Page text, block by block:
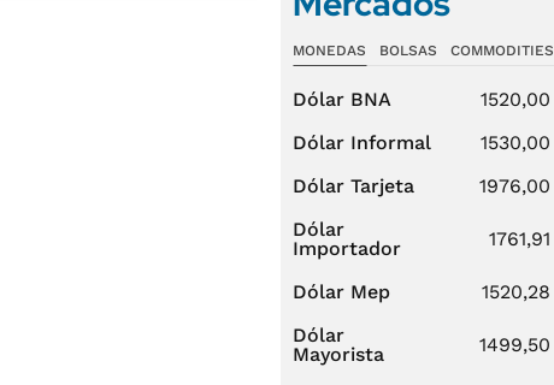
MONEDAS BOLSAS COMMODITIES
Dólar BNA 1520,00
Dólar Informal
1530,00
Dólar Tarjeta
1976,00
Dólar
Importador
1761,91
Dólar Mep 1520,28
Dólar
Mayorista
1499,50